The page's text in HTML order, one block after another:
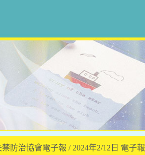
防治協會電子報 / 2024年2/12日 電子報